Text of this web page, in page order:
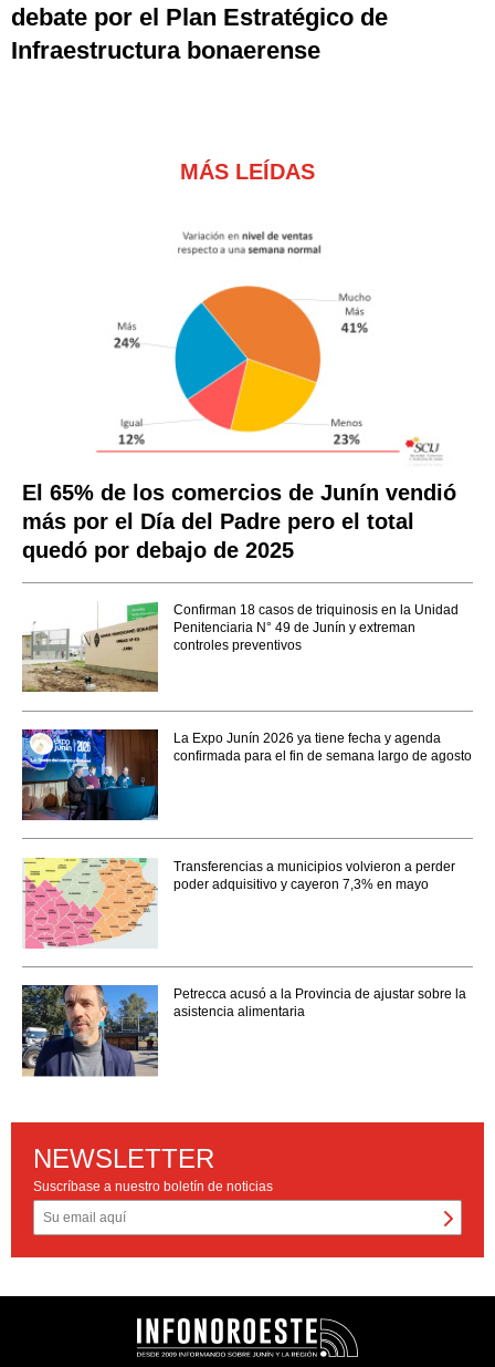
debate por el Plan Estratégico de
Infraestructura bonaerense
MÁS LEÍDAS
El 65% de los comercios de Junín vendió
más por el Día del Padre pero el total
quedó por debajo de 2025
Confirman 18 casos de triquinosis en la Unidad
Penitenciaria N° 49 de Junín y extreman
controles preventivos
La Expo Junín 2026 ya tiene fecha y agenda
confirmada para el fin de semana largo de agosto
Transferencias a municipios volvieron a perder
poder adquisitivo y cayeron 7,3% en mayo
Petrecca acusó a la Provincia de ajustar sobre la
asistencia alimentaria
NEWSLETTER
Suscríbase a nuestro boletín de noticias